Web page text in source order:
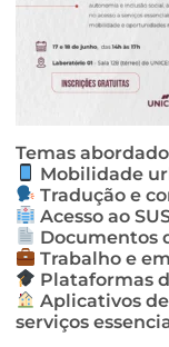
Temas
Mobilidade
Tradução e
Acesso ao
Documentos
Trabalho e
Plataformas
Aplicativos
serviços